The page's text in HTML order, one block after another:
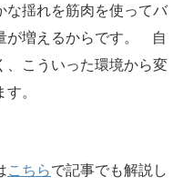
な揺れを筋肉を使ってバ
が増えるからです。 自
、こういった環境から変
。
こちらで記事でも解説し